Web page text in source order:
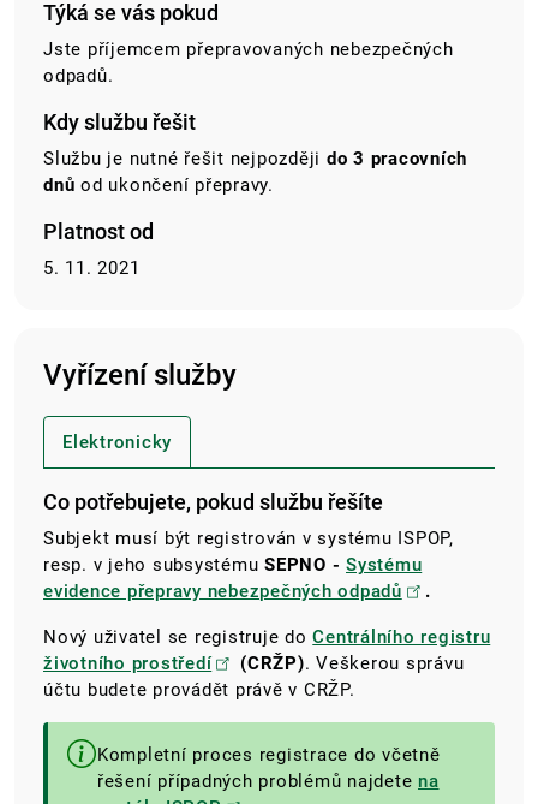
Týká se vás pokud
Jste příjemcem přepravovaných nebezpečných
odpadů.
Kdy službu řešit
Službu je nutné řešit nejpozději do 3 pracovních
dnů od ukončení přepravy.
Platnost od
5. 11. 2021
Vyřízení služby
Elektronicky
Co potřebujete, pokud službu řešíte
Subjekt musí být registrován v systému ISPOP,
resp. v jeho subsystému SEPNO - Systému
evidence přepravy nebezpečných odpadů
.
Nový uživatel se registruje doCentrálního registru
životního prostředí
(CRŽP). Veškerou správu
účtu budete provádět právě v CRŽP.
Kompletní proces registrace do včetně
řešení případných problémů najdete na